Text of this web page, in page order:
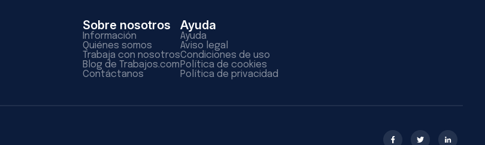
Sobre nosotros
Información
Quiénes somos
Trabaja con nosotros
Blog de Trabajos.com
Contáctanos
Ayuda
Ayuda
Aviso legal
Condiciones de uso
Política de cookies
Política de privacidad